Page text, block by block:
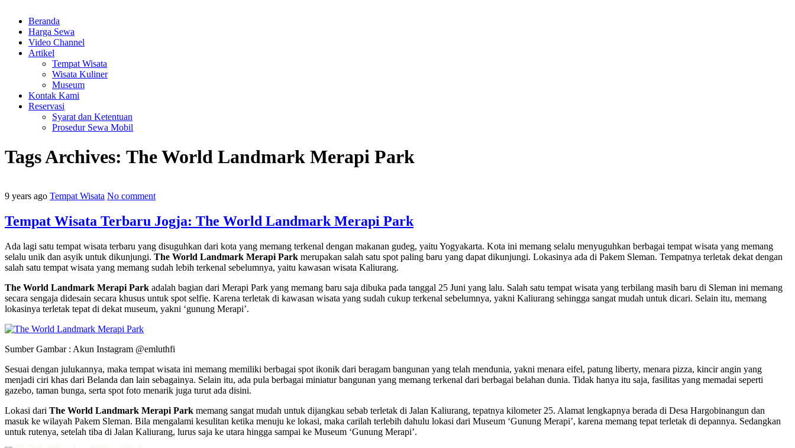
Beranda
Harga Sewa
Video Channel
Artikel
Tempat Wisata
Wisata Kuliner
Museum
Kontak Kami
Reservasi
Syarat dan Ketentuan
Prosedur Sewa Mobil
Tags Archives: The World Landmark Merapi Park
9 years ago Tempat Wisata No comment
Tempat Wisata Terbaru Jogja: The World Landmark Merapi Park
Ada lagi satu tempat wisata terbaru yang disuguhkan dari kota yang memang terkenal dengan makanan gudeg, yaitu Yogyakarta. Kota ini memang selalu menyuguhkan berbagai tempat wisata yang memang
selalu unik dan asyik untuk dikunjungi. The World Landmark Merapi Park merupakan salah satu spot paling baru yang dapat dikunjungi. Lokasinya ada di Pakem Sleman. Tempatnya terletak dekat dengan
salah satu tempat wisata yang memang sudah lebih terkenal sebelumnya, yaitu kawasan wisata Kaliurang.
The World Landmark Merapi Park adalah bagian dari Merapi Park yang memang baru saja dibuka pada tanggal 25 Juni yang lalu. Salah satu tempat wisata yang terbilang masih baru di Sleman ini memang
secara sengaja didesain secara khusus untuk spot selfie. Karena terletak di kawasan wisata yang sudah cukup terkenal sebelumnya, yakni Kaliurang sehingga sangat mudah untuk dicari. Selain itu, memang
lokasinya terletak tepat di dekat museum, yakni ‘gunung Merapi’.
Sumber Gambar : Akun Instagram @emluthfi
Sesuai dengan julukannya, maka tempat wisata ini memang memiliki berbagai spot ikonik dari beragam bangunan yang telah mendunia, yakni menara eifel, patung liberty, menara pizza, kincir angin yang
menjadi ciri khas dari Belanda dan lain sebagainya. Selain itu, ada pula berbagai miniatur bangunan yang memang terkenal dari berbagai belahan dunia. Tidak hanya itu saja, fasilitas yang memadai seperti
gazebo, taman bunga, serta spot foto menarik juga turut ada disini.
Lokasi dari The World Landmark Merapi Park memang sangat mudah untuk dijangkau sebab terletak di Jalan Kaliurang, tepatnya kilometer 25. Alamat lengkapnya berada di Desa Hargobinangun dan
masuk ke wilayah Pakem Sleman. Bila mengalami kesulitan ketika menuju ke lokasi, maka carilah terlebih dahulu lokasi dari Museum ‘Gunung Merapi’, karena memang tepat terletak di depannya. Sedangkan
untuk rutenya, setelah tiba di Jalan Kaliurang, lurus saja ke utara hingga sampai ke Museum ‘Gunung Merapi’.